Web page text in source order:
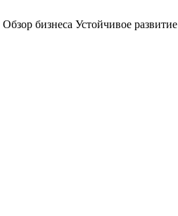
Обзор бизнеса Устойчивое развитие